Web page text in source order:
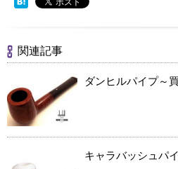
関連記事
ダンヒルパイプ～
キャラバッシュパ